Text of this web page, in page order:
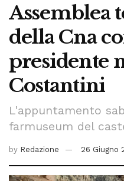
Assemblea
della Cna
presidente
Costantini
L'appuntamento
farmuseum del
by Redazione 26 Giugno